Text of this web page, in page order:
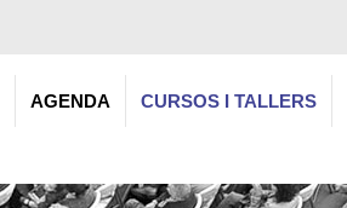
AGENDA CURSOS I TALLERS